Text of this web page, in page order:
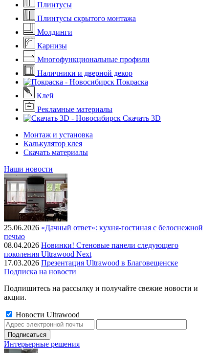
Плинтусы
Плинтусы скрытого монтажа
Молдинги
Карнизы
Многофункциональные профили
Наличники и дверной декор
Покраска
Клей
Рекламные материалы
Скачать 3D
Монтаж и установка
Калькулятор клея
Скачать материалы
Наши новости
25.06.2026 «Дачный ответ»: кухня-гостиная с белоснежной
печью
08.04.2026 Новинки! Стеновые панели следующего
поколения Ultrawood Next
17.03.2026 Презентация Ultrawood в Благовещенске
Подписка на новости
Подпишитесь на рассылку и получайте свежие новости и
акции.
Новости Ultrawood
Интерьерные решения